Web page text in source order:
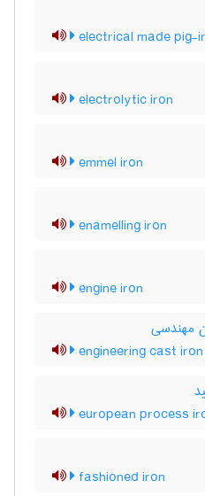
electrical made pig-
electrolytic iron
emmel iron
enamelling iron
engine iron
مهندسی
engineering cast iron
european process
fashioned iron